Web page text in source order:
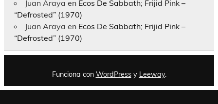
Juan Araya en Ecos De Sabbath; Frijid Pink –
“Defrosted” (1970)
Juan Araya en Ecos De Sabbath; Frijid Pink –
“Defrosted” (1970)
Funciona con WordPressy Leeway.